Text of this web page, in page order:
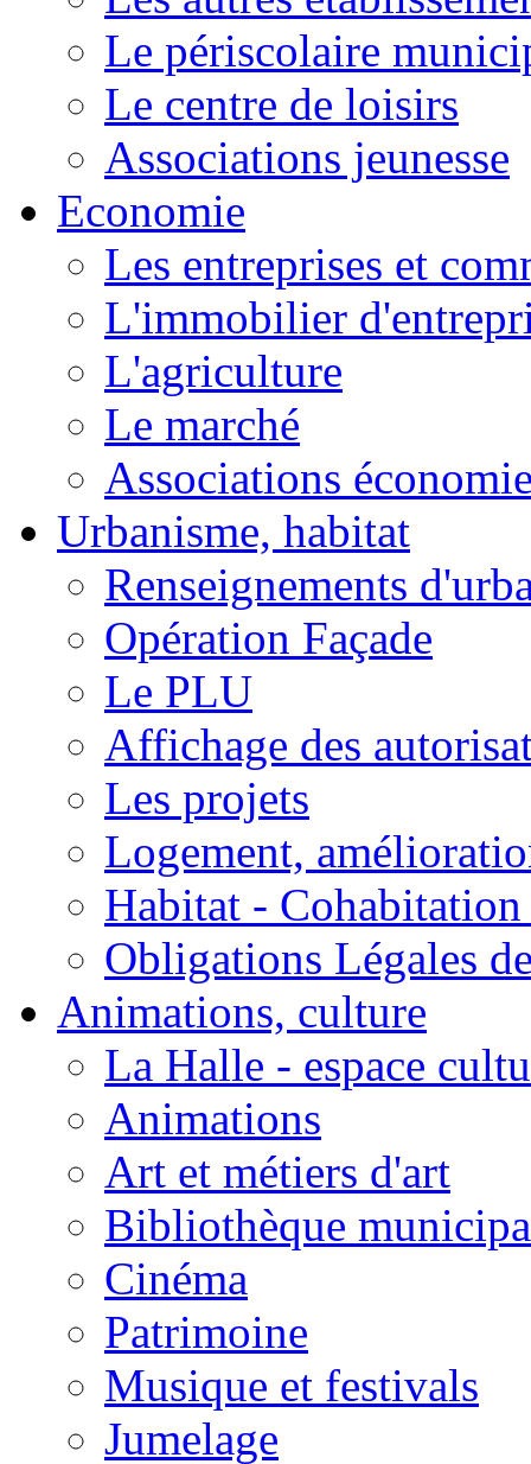
Le périscolaire
Le centre de loisirs
Associations jeunesse
Economie
Les entreprises et
L'immobilier
L'agriculture
Le marché
Associations
Urbanisme, habitat
Renseignements
Opération Façade
Le PLU
Affichage des
Les projets
Logement,
Habitat -
Obligations Légales
Animations, culture
La Halle - espace
Animations
Art et métiers d'art
Bibliothèque
Cinéma
Patrimoine
Musique et festivals
Jumelage